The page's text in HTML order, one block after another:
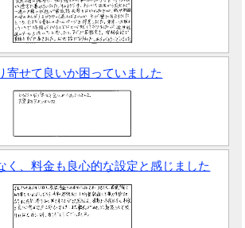
寄せて良いか困っていました
く、料金も良心的な設定と感じました